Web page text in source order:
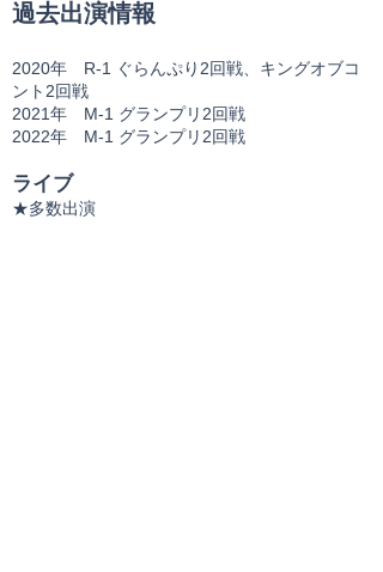
過去出演情報
2020年 R-1 ぐらんぷり2回戦、キングオブコ
ント2回戦
2021年 M-1 グランプリ2回戦
2022年 M-1 グランプリ2回戦
ライブ
★多数出演